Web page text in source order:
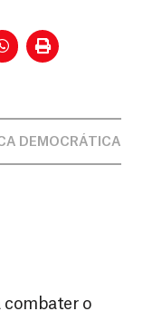
DEMOCRÁTICA
combater o